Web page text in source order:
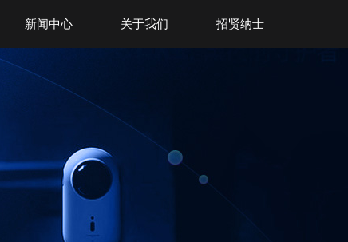
新闻中心 关于我们 招贤纳士